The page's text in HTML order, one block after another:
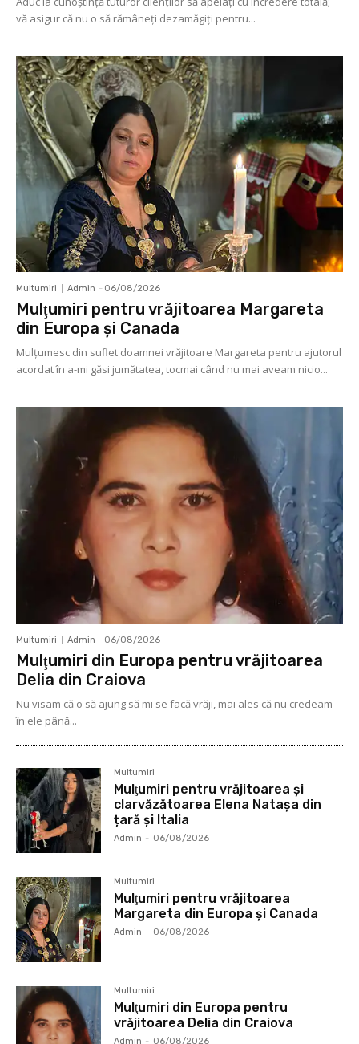
vă asigur că nu o să rămâneţi dezamăgiţi pentru...
Multumiri Admin - 06/08/2026
Mulţumiri pentru vrăjitoarea Margareta
din Europa și Canada
Mulţumesc din suflet doamnei vrăjitoare Margareta pentru ajutorul
acordat în a-mi găsi jumătatea, tocmai când nu mai aveam nicio...
Multumiri Admin - 06/08/2026
Mulţumiri din Europa pentru vrăjitoarea
Delia din Craiova
Nu visam că o să ajung să mi se facă vrăji, mai ales că nu credeam
în ele până...
Multumiri
Mulţumiri pentru vrăjitoarea și
clarvăzătoarea Elena Natașa din
țară și Italia
Admin - 06/08/2026
Multumiri
Mulţumiri pentru vrăjitoarea
Margareta din Europa și Canada
Admin - 06/08/2026
Multumiri
Mulţumiri din Europa pentru
vrăjitoarea Delia din Craiova
Admin - 06/08/2026